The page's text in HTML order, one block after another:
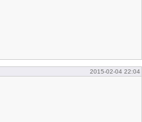
2015-02-04 22:04